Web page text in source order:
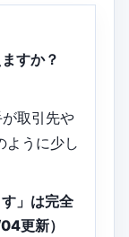
すか？
取引先や
ように少し
」は完全
更新）